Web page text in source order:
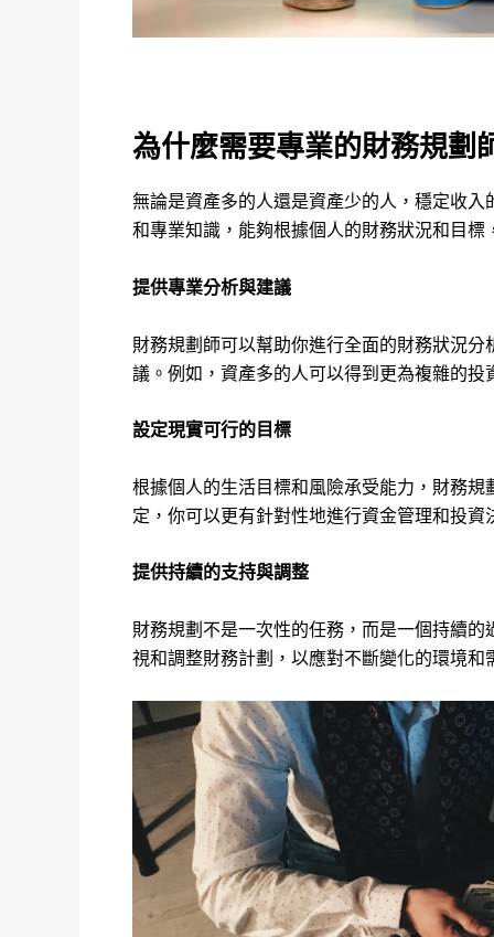
為什麼需要專業的財務規劃
無論是資產多的人還是資產少的人，穩定收
和專業知識，能夠根據個人的財務狀況和目
提供專業分析與建議
財務規劃師可以幫助你進行全面的財務狀況
議。例如，資產多的人可以得到更為複雜的
設定現實可行的目標
根據個人的生活目標和風險承受能力，財務
定，你可以更有針對性地進行資金管理和投資
提供持續的支持與調整
財務規劃不是一次性的任務，而是一個持續
視和調整財務計劃，以應對不斷變化的環境和